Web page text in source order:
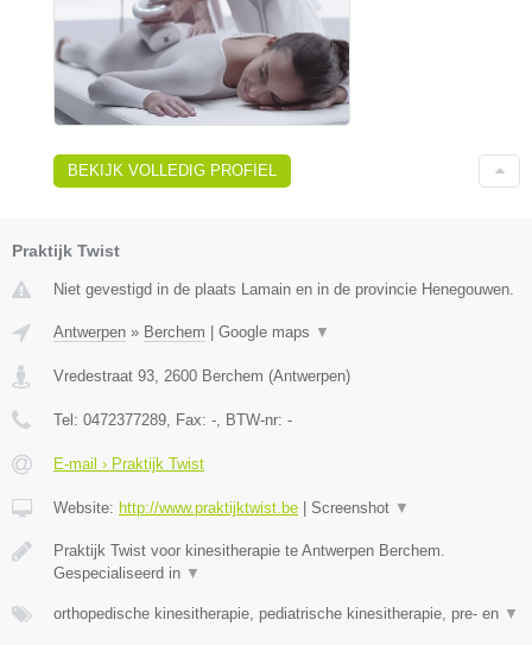
BEKIJK VOLLEDIG PROFIEL
Praktijk Twist
Niet gevestigd in de plaats Lamain en in de provincie Henegouwen.
Antwerpen » Berchem | Google maps ▼
Vredestraat 93 2600 Berchem (Antwerpen)
Tel: 0472377289 , Fax: - , BTW-nr: -
E-mail › Praktijk Twist
Website: http://www.praktijktwist.be | Screenshot ▼
Praktijk Twist voor kinesitherapie te Antwerpen Berchem.
Gespecialiseerd in ▼
orthopedische kinesitherapie, pediatrische kinesitherapie, pre- en ▼